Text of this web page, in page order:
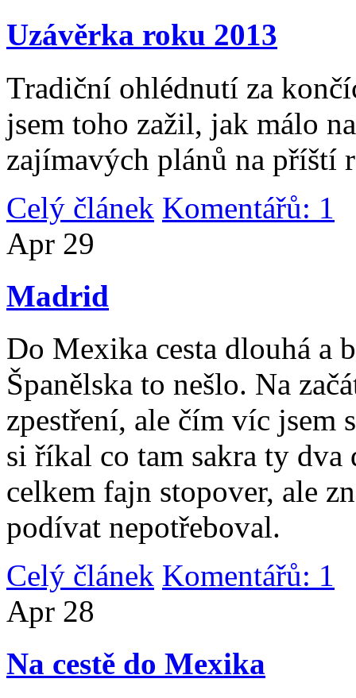
Uzávěrka roku 2013
Tradiční ohlédnutí za
jsem toho zažil, jak málo
zajímavých plánů na příští
Celý článek Komentářů: 1
Apr 29
Madrid
Do Mexika cesta dlouhá a
Španělska to nešlo. Na
zpestření, ale čím víc jsem
si říkal co tam sakra ty
celkem fajn stopover, ale
podívat nepotřeboval.
Celý článek Komentářů: 1
Apr 28
Na cestě do Mexika